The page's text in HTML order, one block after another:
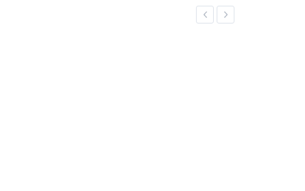
Previous
Next